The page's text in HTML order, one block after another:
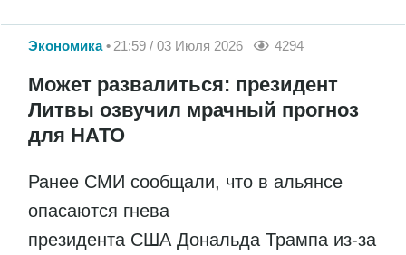
Экономика 21:59 / 03 Июля 2026 4294
Может развалиться: президент
Литвы озвучил мрачный прогноз
для НАТО
Ранее СМИ сообщали, что в альянсе
опасаются гнева
президента США Дональда Трампа из-за